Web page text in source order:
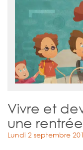
Vivre et
une
Lundi 2 septembre